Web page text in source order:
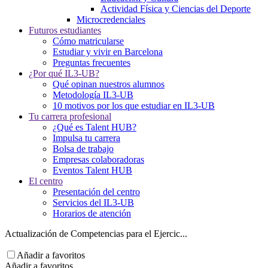
Actividad Física y Ciencias del Deporte
Microcredenciales
Futuros estudiantes
Cómo matricularse
Estudiar y vivir en Barcelona
Preguntas frecuentes
¿Por qué IL3-UB?
Qué opinan nuestros alumnos
Metodología IL3-UB
10 motivos por los que estudiar en IL3-UB
Tu carrera profesional
¿Qué es Talent HUB?
Impulsa tu carrera
Bolsa de trabajo
Empresas colaboradoras
Eventos Talent HUB
El centro
Presentación del centro
Servicios del IL3-UB
Horarios de atención
Actualización de Competencias para el Ejercic...
Añadir a favoritos
Añadir a favoritos